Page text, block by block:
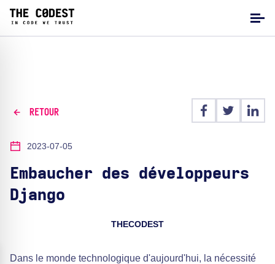
RETOUR
2023-07-05
Embaucher des développeurs
Django
THECODEST
Dans le monde technologique d'aujourd'hui, la nécessité